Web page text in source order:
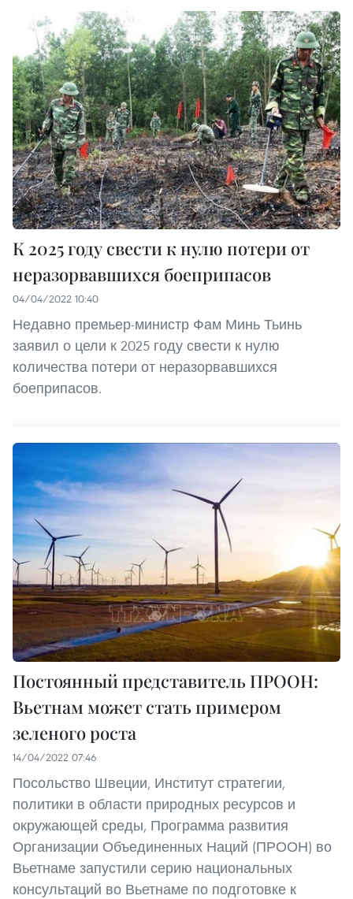
К 2025 году свести к нулю потери от
неразорвавшихся боеприпасов
04/04/2022 10:40
Недавно премьер-министр Фам Минь Тьинь
заявил о цели к 2025 году свести к нулю
количества потери от неразорвавшихся
боеприпасов.
Постоянный представитель ПРООН:
Вьетнам может стать примером
зеленого роста
14/04/2022 07:46
Посольство Швеции, Институт стратегии,
политики в области природных ресурсов и
окружающей среды, Программа развития
Организации Объединенных Наций (ПРООН) во
Вьетнаме запустили серию национальных
консультаций во Вьетнаме по подготовке к